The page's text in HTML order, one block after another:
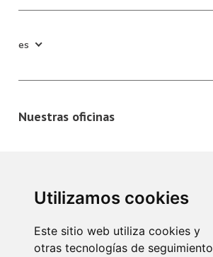
Utilizamos cookies
Este sitio web utiliza cookies y
otras tecnologías de seguimiento
es
Nuestras oficinas
+34 971 910 801 / 686 121 248